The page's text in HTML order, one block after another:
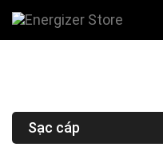
Sạc cáp